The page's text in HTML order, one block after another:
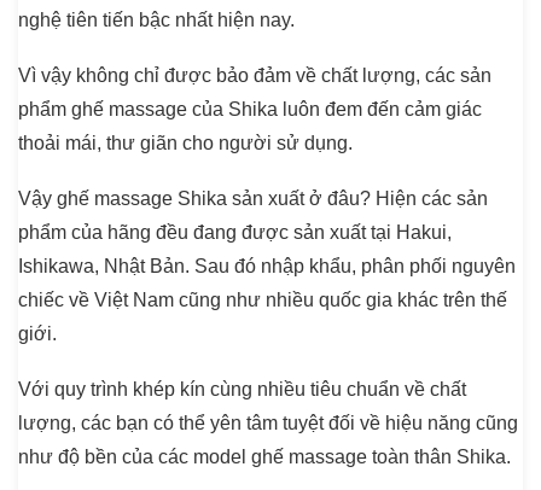
nghệ tiên tiến bậc nhất hiện nay.
Vì vậy không chỉ được bảo đảm về chất lượng, các sản
phẩm ghế massage của Shika luôn đem đến cảm giác
thoải mái, thư giãn cho người sử dụng.
Vậy ghế massage Shika sản xuất ở đâu? Hiện các sản
phẩm của hãng đều đang được sản xuất tại Hakui,
Ishikawa, Nhật Bản. Sau đó nhập khẩu, phân phối nguyên
chiếc về Việt Nam cũng như nhiều quốc gia khác trên thế
giới.
Với quy trình khép kín cùng nhiều tiêu chuẩn về chất
lượng, các bạn có thể yên tâm tuyệt đối về hiệu năng cũng
như độ bền của các model ghế massage toàn thân Shika.